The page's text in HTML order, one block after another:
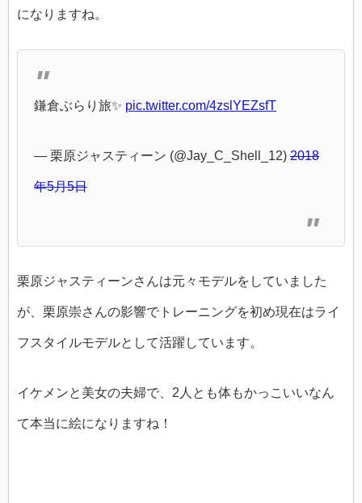
になりますね。
鎌倉ぶらり旅✨ pic.twitter.com/4zslYEZsfT
— 栗原ジャスティーン (@Jay_C_Shell_12) 2018
年5月5日
栗原ジャスティーンさんは元々モデルをしていました
が、栗原崇さんの影響でトレーニングを初め現在はライ
フスタイルモデルとして活躍しています。
イケメンと美女の夫婦で、2人とも体もかっこいいなん
て本当に絵になりますね！